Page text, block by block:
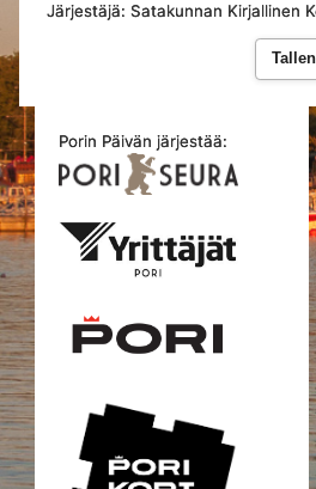
Järjestäjä: Satakunnan Kirjallinen
Porin Päivän järjestää: